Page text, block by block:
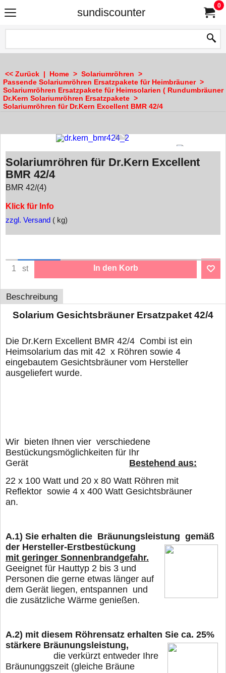
sundiscounter
0
<< Zurück | Home > Solariumröhren >
Passende Solariumröhren Ersatzpakete für Heimbräuner>
Solariumröhren Ersatzpakete für Heimsolarien ( Rundumbräuner
Dr.Kern Solariumröhren Ersatzpakete >
Solariumröhren für Dr.Kern Excellent BMR 42/4
Solariumröhren für Dr.Kern Excellent
BMR 42/4
BMR 42/(4)
Klick für Info
zzgl. Versand kg
st In den Korb
Beschreibung
Solarium Gesichtsbräuner Ersatzpaket 42/4
Die Dr.Kern Excellent BMR 42/4 Combi ist ein
Heimsolarium das mit 42 x Röhren sowie 4
eingebautem Gesichtsbräuner vom Hersteller
ausgeliefert wurde.
Wir bieten Ihnen vier verschiedene
Bestückungsmöglichkeiten für Ihr
Gerät Bestehend aus:
22 x 100 Watt und 20 x 80 Watt Röhren mit
Reflektor sowie 4 x 400 Watt Gesichtsbräuner
an.
A.1) Sie erhalten die Bräunungsleistung gemäß
der Hersteller-Erstbestückung
mit geringer Sonnenbrandgefahr.
Geeignet für Hauttyp 2 bis 3 und
Personen die gerne etwas länger auf
dem Gerät liegen, entspannen und
die zusätzliche Wärme genießen.
A.2) mit diesem Röhrensatz erhalten Sie ca. 25%
stärkere Bräunungsleistung,
die verkürzt entweder Ihre
Bräununggszeit (gleiche Bräune